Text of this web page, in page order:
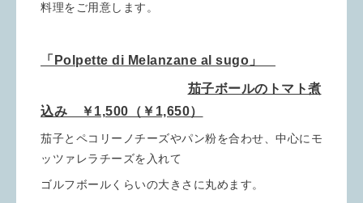
料理をご用意します。
「Polpette di Melanzane al sugo」
茄子ボールのトマト煮
込み ￥1,500（￥1,650）
茄子とペコリーノチーズやパン粉を合わせ、中心にモ
ッツァレラチーズを入れて
ゴルフボールくらいの大きさに丸めます。